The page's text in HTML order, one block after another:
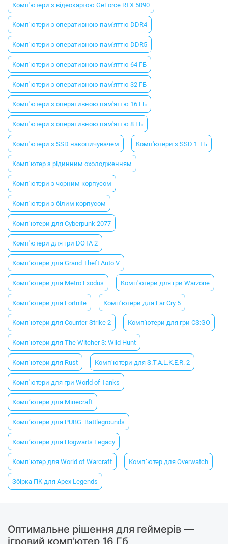
Комп'ютери з відеокартою GeForce RTX 5090
Комп'ютери з оперативною пам'яттю DDR4
Комп'ютери з оперативною пам'яттю DDR5
Комп'ютери з оперативною пам'яттю 64 ГБ
Комп'ютери з оперативною пам'яттю 32 ГБ
Комп'ютери з оперативною пам'яттю 16 ГБ
Комп'ютери з оперативною пам'яттю 8 ГБ
Комп'ютери з SSD накопичувачем Комп'ютери з SSD 1 ТБ
Комп’ютер з рідинним охолодженням
Комп'ютери з чорним корпусом
Комп'ютери з білим корпусом
Комп’ютери для Cyberpunk 2077
Комп'ютери для гри DOTA 2
Комп’ютери для Grand Theft Auto V
Комп’ютери для Metro Exodus Комп'ютери для гри Warzone
Комп’ютери для Fortnite Комп’ютери для Far Cry 5
Комп’ютери для Counter-Strike 2 Комп'ютери для гри CS:GO
Комп’ютери для The Witcher 3: Wild Hunt
Комп’ютери для Rust Комп’ютери для S.T.A.L.K.E.R. 2
Комп'ютери для гри World of Tanks
Комп’ютери для Minecraft
Комп’ютери для PUBG: Battlegrounds
Комп’ютери для Hogwarts Legacy
Комп’ютер для World of Warcraft Комп’ютер для Overwatch
Збірка ПК для Apex Legends
Оптимальне рішення для геймерів —